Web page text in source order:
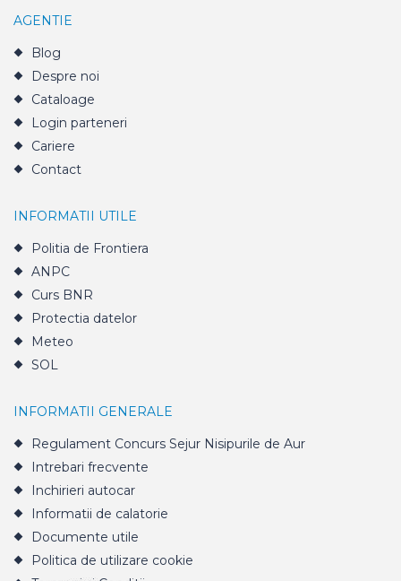
AGENTIE
Blog
Despre noi
Cataloage
Login parteneri
Cariere
Contact
INFORMATII UTILE
Politia de Frontiera
ANPC
Curs BNR
Protectia datelor
Meteo
SOL
INFORMATII GENERALE
Regulament Concurs Sejur Nisipurile de Aur
Intrebari frecvente
Inchirieri autocar
Informatii de calatorie
Documente utile
Politica de utilizare cookie